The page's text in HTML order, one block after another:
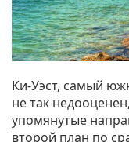
Ки-Уэст, самый
не так
упомянутые
второй план по